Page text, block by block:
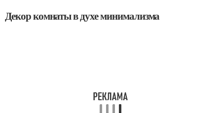
Декор комнаты в духе минимализма